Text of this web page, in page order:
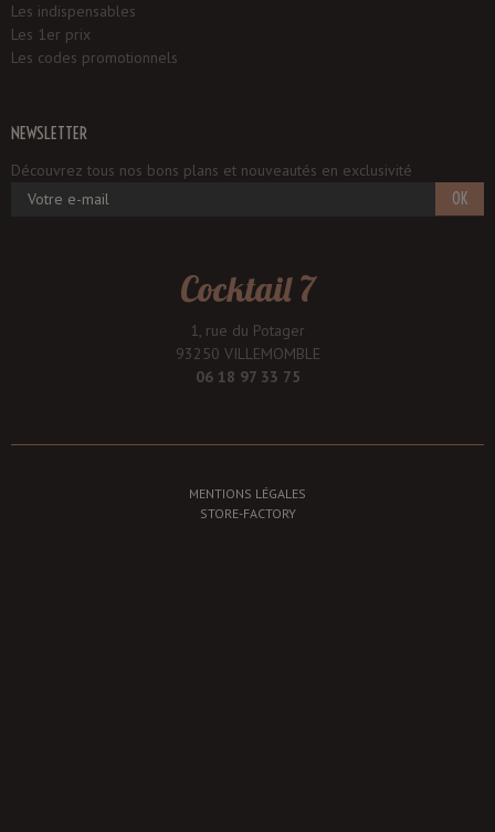
Les indispensables
Les 1er prix
Les codes promotionnels
NEWSLETTER
Découvrez tous nos bons plans et nouveautés en exclusivité
OK
Cocktail 7
1, rue du Potager
93250 VILLEMOMBLE
06 18 97 33 75
MENTIONS LÉGALES
STORE-FACTORY